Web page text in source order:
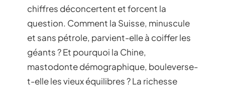
chiffres déconcertent et forcent la
question. Comment la Suisse, minuscule
et sans pétrole, parvient-elle à coiffer les
géants ? Et pourquoi la Chine,
mastodonte démographique, bouleverse-
t-elle les vieux équilibres ? La richesse